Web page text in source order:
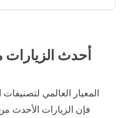
أحدث الزيارات